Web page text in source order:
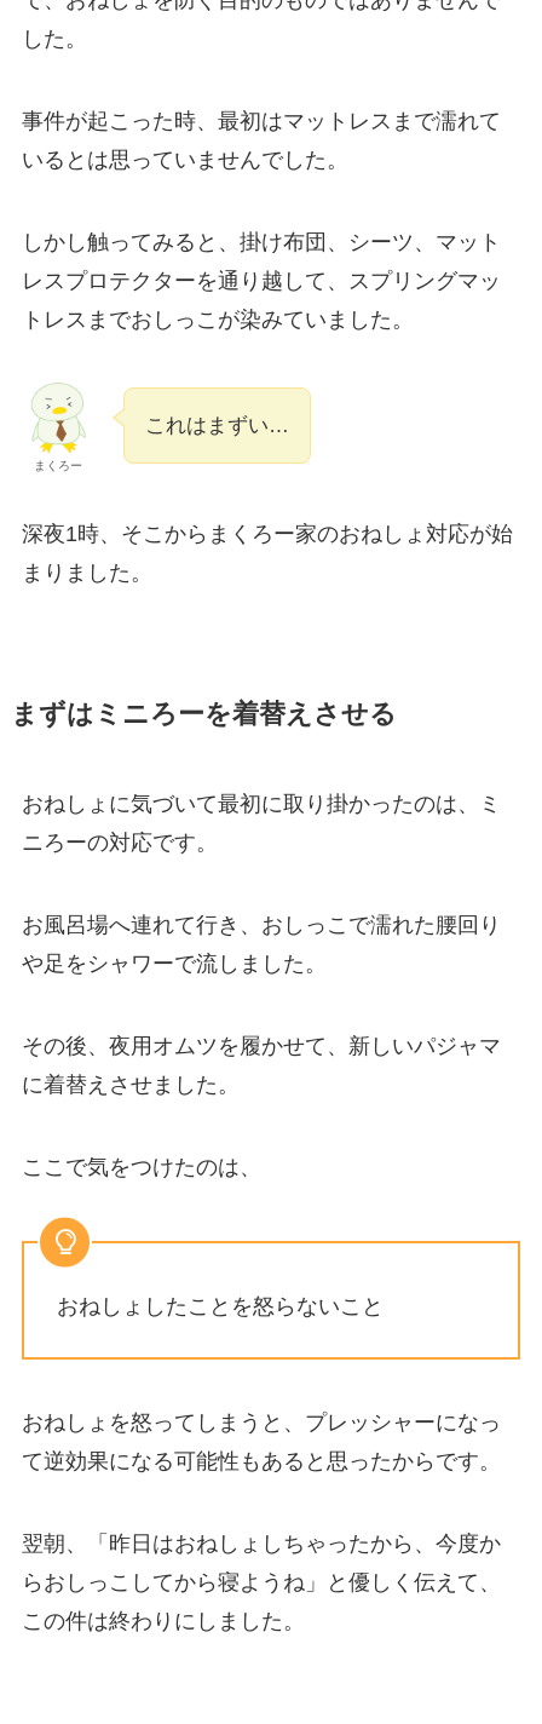
した。
事件が起こった時、最初はマットレスまで濡れて
いるとは思っていませんでした。
しかし触ってみると、掛け布団、シーツ、マット
レスプロテクターを通り越して、スプリングマッ
トレスまでおしっこが染みていました。
まくろー
これはまずい…
深夜1時、そこからまくろー家のおねしょ対応が始
まりました。
まずはミニろーを着替えさせる
おねしょに気づいて最初に取り掛かったのは、ミ
ニろーの対応です。
お風呂場へ連れて行き、おしっこで濡れた腰回り
や足をシャワーで流しました。
その後、夜用オムツを履かせて、新しいパジャマ
に着替えさせました。
ここで気をつけたのは、
おねしょしたことを怒らないこと
おねしょを怒ってしまうと、プレッシャーになっ
て逆効果になる可能性もあると思ったからです。
翌朝、「昨日はおねしょしちゃったから、今度か
らおしっこしてから寝ようね」と優しく伝えて、
この件は終わりにしました。